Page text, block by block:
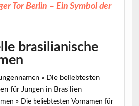
Tor Berlin – Ein Symbol der
brasilianische
» Die beliebtesten Vornamen für